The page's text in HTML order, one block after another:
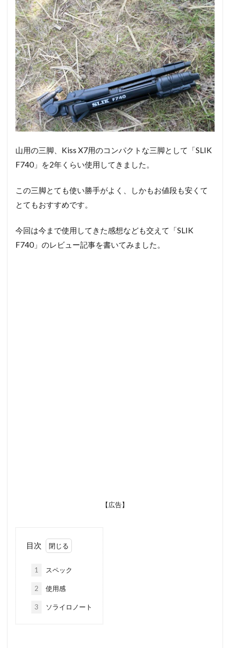
山用の三脚、Kiss X7用のコンパクトな三脚として「SLIK
F740」を2年くらい使用してきました。
この三脚とても使い勝手がよく、しかもお値段も安くて
とてもおすすめです。
今回は今まで使用してきた感想なども交えて「SLIK
F740」のレビュー記事を書いてみました。
【広告】
目次
1 スペック
2 使用感
3 ソライロノート